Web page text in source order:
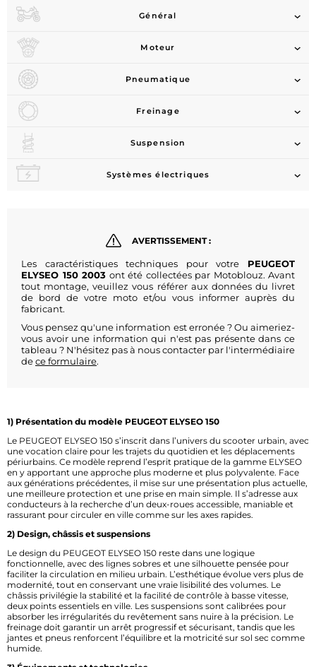
Général
Moteur
Pneumatique
Freinage
Suspension
Systèmes électriques
AVERTISSEMENT :
Les caractéristiques techniques pour votre PEUGEOT
ELYSEO 150 2003 ont été collectées par Motoblouz. Avant
tout montage, veuillez vous référer aux données du livret
de bord de votre moto et/ou vous informer auprès du
fabricant.
Vous pensez qu'une information est erronée ? Ou aimeriez-
vous avoir une information qui n'est pas présente dans ce
tableau ? N'hésitez pas à nous contacter par l'intermédiaire
dece formulaire.
1) Présentation du modèle PEUGEOT ELYSEO 150
Le PEUGEOT ELYSEO 150 s’inscrit dans l’univers du scooter urbain, avec
une vocation claire pour les trajets du quotidien et les déplacements
périurbains. Ce modèle reprend l’esprit pratique de la gamme ELYSEO
en y apportant une approche plus moderne et plus polyvalente. Face
aux générations précédentes, il mise sur une présentation plus actuelle,
une meilleure protection et une prise en main simple. Il s’adresse aux
conducteurs à la recherche d’un deux-roues accessible, maniable et
rassurant pour circuler en ville comme sur les axes rapides.
2) Design, châssis et suspensions
Le design du PEUGEOT ELYSEO 150 reste dans une logique
fonctionnelle, avec des lignes sobres et une silhouette pensée pour
faciliter la circulation en milieu urbain. L’esthétique évolue vers plus de
modernité, tout en conservant une vraie lisibilité des volumes. Le
châssis privilégie la stabilité et la facilité de contrôle à basse vitesse,
deux points essentiels en ville. Les suspensions sont calibrées pour
absorber les irrégularités du revêtement sans nuire à la précision. Le
freinage doit garantir un arrêt progressif et sécurisant, tandis que les
jantes et pneus renforcent l’équilibre et la motricité sur sol sec comme
humide.